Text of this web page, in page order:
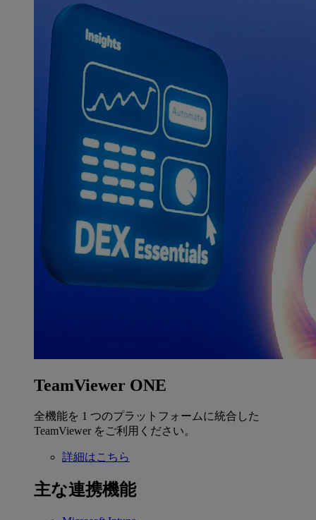
TeamViewer ONE
全機能を 1 つのプラットフォームに統合した
TeamViewer をご利用ください。
詳細はこちら
主な連携機能